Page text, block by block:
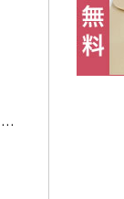
こんにちは！ もうすぐ３月が終わり、４月ですね！早いです。 今日、通勤するときにお隣の城址公園に咲く桜をみました